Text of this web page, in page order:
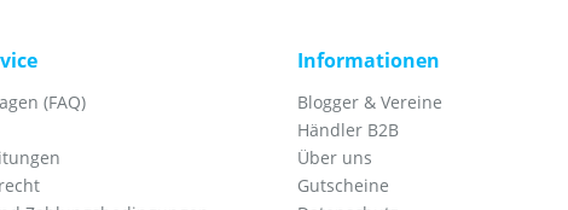
(FAQ)
Informationen
Blogger & Vereine
Händler B2B
Über uns
Gutscheine